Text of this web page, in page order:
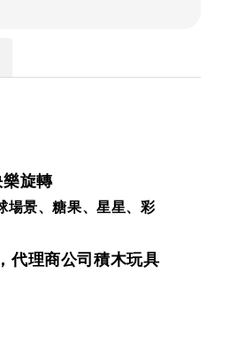
旋轉
場景、糖果、星星、彩
代理商公司積木玩具